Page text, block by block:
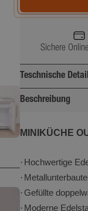
Sichere
Teschnische
Breite (cm)
Gewicht (kg)
Beschreibung
MINIKÜCHE
· Hochwertige
·
· Gefüllte
· Moderne